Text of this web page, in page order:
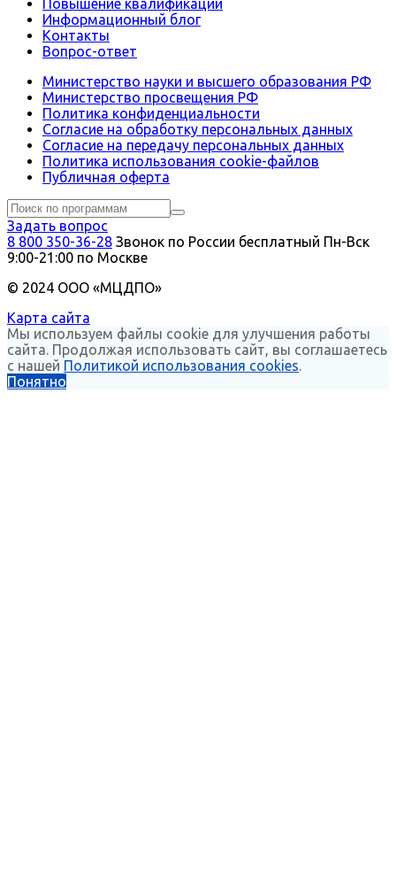
Повышение квалификации
Информационный блог
Контакты
Вопрос-ответ
Министерство науки и высшего образования РФ
Министерство просвещения РФ
Политика конфиденциальности
Согласие на обработку персональных данных
Согласие на передачу персональных данных
Политика использования сookie-файлов
Публичная оферта
Задать вопрос
8 800 350-36-28 Звонок по России бесплатный Пн-Вск
9:00-21:00 по Москве
© 2024 ООО «МЦДПО»
Карта сайта
Мы используем файлы cookie для улучшения работы
сайта. Продолжая использовать сайт, вы соглашаетесь
с нашей Политикой использования cookies.
Понятно